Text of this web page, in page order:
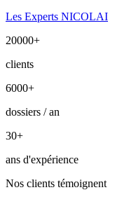
Les Experts NICOLAI
20000+
clients
6000+
dossiers / an
30+
ans d'expérience
Nos clients témoignent